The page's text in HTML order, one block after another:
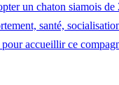
un chaton siamois de
santé,
pour accueillir ce